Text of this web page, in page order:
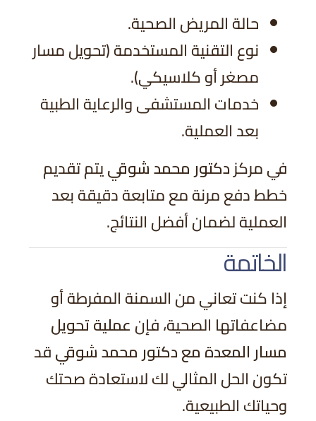
حالة المريض الصحية.
نوع التقنية المستخدمة (تحويل مسار
مصغر أو كلاسيكي).
خدمات المستشفى والرعاية الطبية
بعد العملية.
في مركزدكتور محمد شوقييتم تقديم
خطط دفع مرنة مع متابعة دقيقة بعد
العملية لضمان أفضل النتائج.
الخاتمة
إذا كنت تعاني من السمنة المفرطة أو
مضاعفاتها الصحية، فإنعملية تحويل
مسار المعدة مع دكتور محمد شوقيقد
تكون الحل المثالي لك لاستعادة صحتك
وحياتك الطبيعية.